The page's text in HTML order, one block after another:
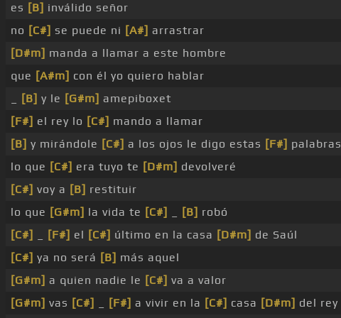
es [B] inválido señor
no [C#] se puede ni [A#] arrastrar
[D#m] manda a llamar a este hombre
que [A#m] con él yo quiero hablar
[B] y le [G#m] amepiboxet
[F#] el rey lo [C#] mando a llamar
[B] y mirándole [C#] a los ojos le digo estas [F#] palabras
lo que [C#] era tuyo te [D#m] devolveré
[C#] voy a [B] restituir
lo que [G#m] la vida te [C#] [B] robó
[C#]
[F#] el [C#] último en la casa [D#m] de Saúl
[C#] ya no será [B] más aquel
[G#m] a quien nadie le [C#] va a valor
[G#m] vas [C#] [F#] a vivir en la [C#] casa [D#m] del rey